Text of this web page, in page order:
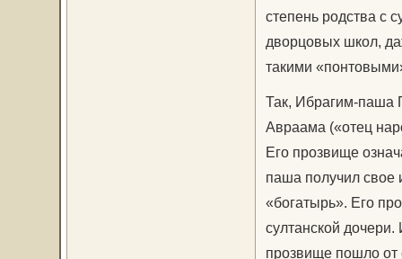
степень родства с
дворцовых школ,
такими
Так, Ибрагим-паша
Авраама («отец
Его прозвище
паша получил свое
«богатырь». Его
султанской
прозвище пошло от